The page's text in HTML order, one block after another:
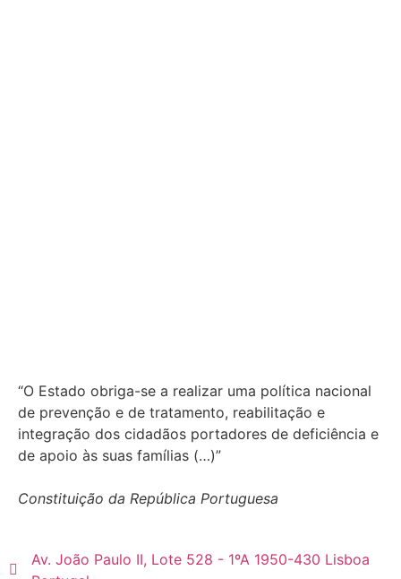
“O Estado obriga-se a realizar uma política nacional
de prevenção e de tratamento, reabilitação e
integração dos cidadãos portadores de deficiência e
de apoio às suas famílias (…)”
Constituição da República Portuguesa
Av. João Paulo II, Lote 528 - 1ºA 1950-430 Lisboa